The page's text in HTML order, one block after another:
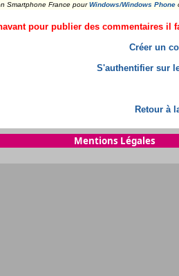
Smartphone France pourWindows/Windows Phone
pour publier des commentaires il
Créer un
S'authentifier sur
Retour à
Mentions Légales